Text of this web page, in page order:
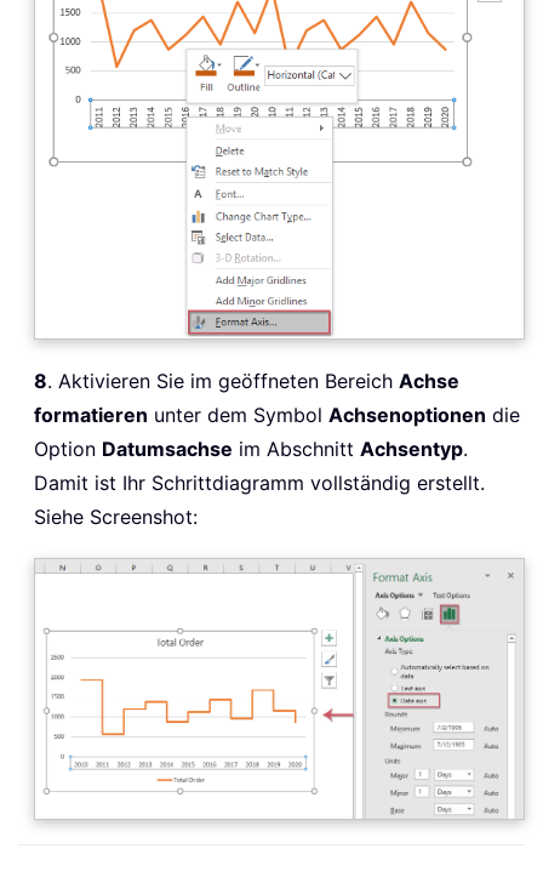
8. Aktivieren Sie im geöffneten Bereich Achse
formatieren unter dem Symbol Achsenoptionen die
Option Datumsachse im Abschnitt Achsentyp.
Damit ist Ihr Schrittdiagramm vollständig erstellt.
Siehe Screenshot: